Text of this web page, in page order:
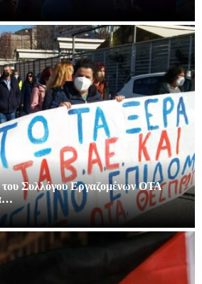
Συλλόγου Εργαζομένων ΟΤΑ